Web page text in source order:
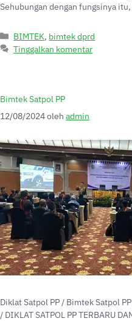
Sehubungan dengan fungsinya
BIMTEK, bimtek dprd
Tinggalkan komentar
Bimtek Satpol PP
12/08/2024oleh admin
Diklat Satpol PP / Bimtek Satpol
/ DIKLAT SATPOL PP TERBARU